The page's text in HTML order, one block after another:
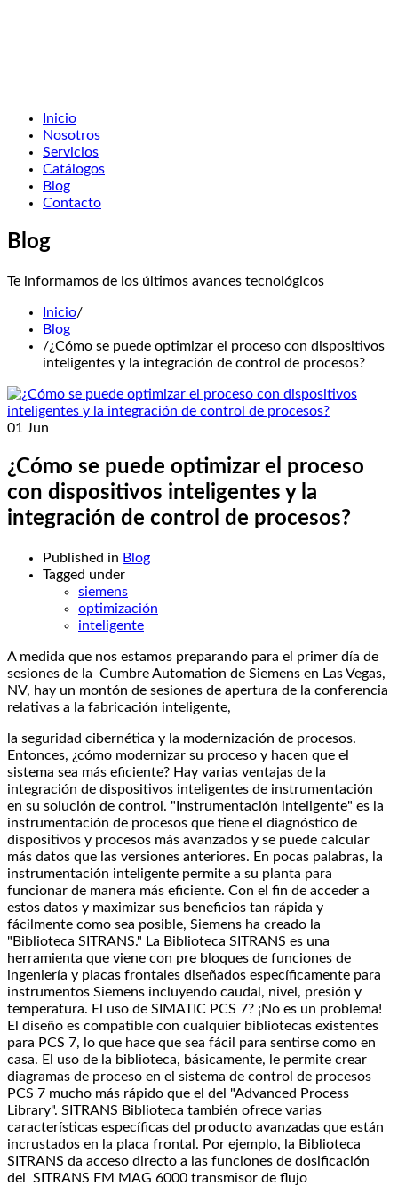
Inicio
Nosotros
Servicios
Catálogos
Blog
Contacto
Blog
Te informamos de los últimos avances tecnológicos
Inicio/
Blog
/¿Cómo se puede optimizar el proceso con dispositivos
inteligentes y la integración de control de procesos?
01 Jun
¿Cómo se puede optimizar el proceso
con dispositivos inteligentes y la
integración de control de procesos?
Published in Blog
Tagged under
siemens
optimización
inteligente
A medida que nos estamos preparando para el primer día de
sesiones de la Cumbre Automation de Siemens en Las Vegas,
NV, hay un montón de sesiones de apertura de la conferencia
relativas a la fabricación inteligente,
la seguridad cibernética y la modernización de procesos.
Entonces, ¿cómo modernizar su proceso y hacen que el
sistema sea más eficiente? Hay varias ventajas de la
integración de dispositivos inteligentes de instrumentación
en su solución de control. "Instrumentación inteligente" es la
instrumentación de procesos que tiene el diagnóstico de
dispositivos y procesos más avanzados y se puede calcular
más datos que las versiones anteriores. En pocas palabras, la
instrumentación inteligente permite a su planta para
funcionar de manera más eficiente. Con el fin de acceder a
estos datos y maximizar sus beneficios tan rápida y
fácilmente como sea posible, Siemens ha creado la
"Biblioteca SITRANS." La Biblioteca SITRANS es una
herramienta que viene con pre bloques de funciones de
ingeniería y placas frontales diseñados específicamente para
instrumentos Siemens incluyendo caudal, nivel, presión y
temperatura. El uso de SIMATIC PCS 7? ¡No es un problema!
El diseño es compatible con cualquier bibliotecas existentes
para PCS 7, lo que hace que sea fácil para sentirse como en
casa. El uso de la biblioteca, básicamente, le permite crear
diagramas de proceso en el sistema de control de procesos
PCS 7 mucho más rápido que el del "Advanced Process
Library". SITRANS Biblioteca también ofrece varias
características específicas del producto avanzadas que están
incrustados en la placa frontal. Por ejemplo, la Biblioteca
SITRANS da acceso directo a las funciones de dosificación
del SITRANS FM MAG 6000 transmisor de flujo